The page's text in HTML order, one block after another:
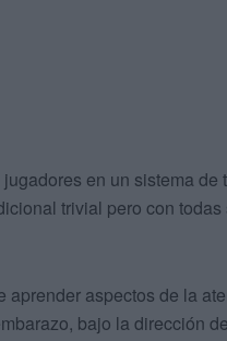
en un sistema de
trivial pero con
aspectos de la
bajo la dirección